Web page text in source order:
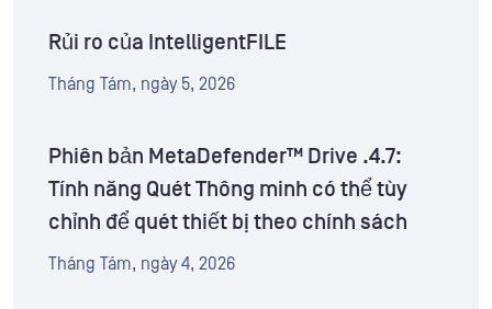
Rủi ro của IntelligentFILE
Tháng Tám, ngày 5, 2026
Phiên bản MetaDefender™ Drive .4.7:
Tính năng Quét Thông minh có thể tùy
chỉnh để quét thiết bị theo chính sách
Tháng Tám, ngày 4, 2026